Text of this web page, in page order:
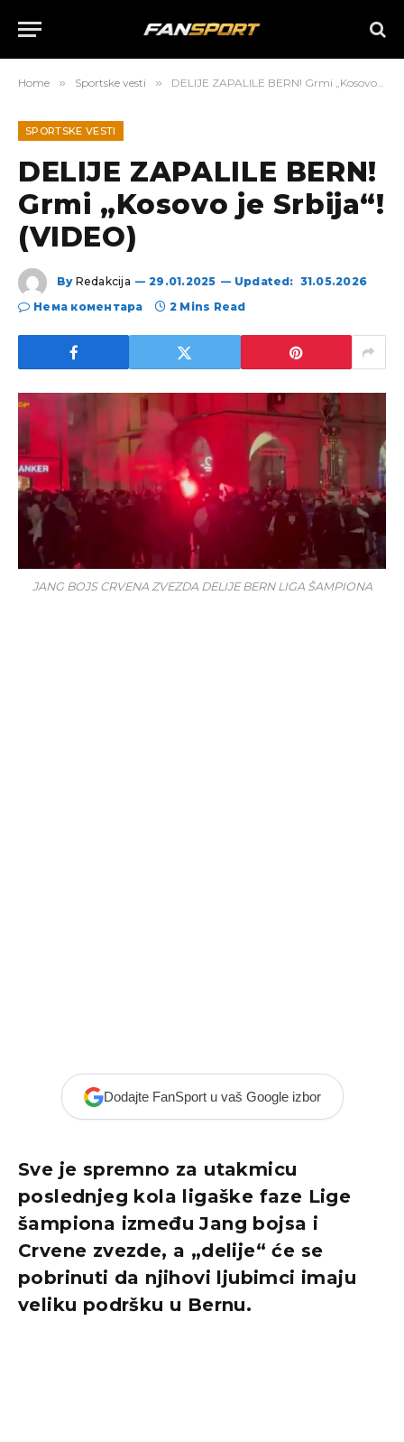
Home » Sportske vesti » DELIJE ZAPALILE BERN! Grmi „Kosovo je Srbija“! (VIDEO)
SPORTSKE VESTI
DELIJE ZAPALILE BERN!
Grmi „Kosovo je Srbija“!
(VIDEO)
By Redakcija 29.01.2025 Updated: 31.05.2026
Нема коментара
2 Mins Read
JANG BOJS CRVENA ZVEZDA DELIJE BERN LIGA ŠAMPIONA
Dodajte FanSport u vaš Google izbor
Sve je spremno za utakmicu
poslednjeg kola ligaške faze Lige
šampiona između Jang bojsa i
Crvene zvezde, a „delije“ će se
pobrinuti da njihovi ljubimci imaju
veliku podršku u Bernu.